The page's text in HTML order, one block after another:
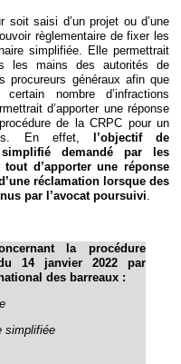
soit saisi d’un projet ou d’une
règlementaire de fixer les
simplifiée. Elle permettrait
les mains des autorités de
procureurs généraux afin que
nombre d’infractions
d’apporter une réponse
de la CRPC pour un
En effet,
l’objectif de
demandé par les
d’apporter une réponse
réclamation lorsque des
par l’avocat poursuivi
la procédure
14 janvier 2022 par
des barreaux :
simplifiée